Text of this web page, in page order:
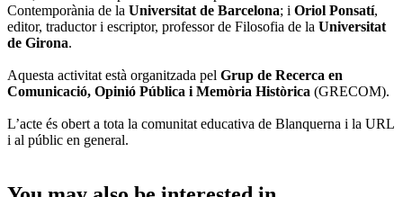
Contemporània de la Universitat de Barcelona; i Oriol Ponsatí,
editor, traductor i escriptor, professor de Filosofia de la Universitat
de Girona.
Aquesta activitat està organitzada pel Grup de Recerca en
Comunicació, Opinió Pública i Memòria Històrica (GRECOM).
L’acte és obert a tota la comunitat educativa de Blanquerna i la URL
i al públic en general.